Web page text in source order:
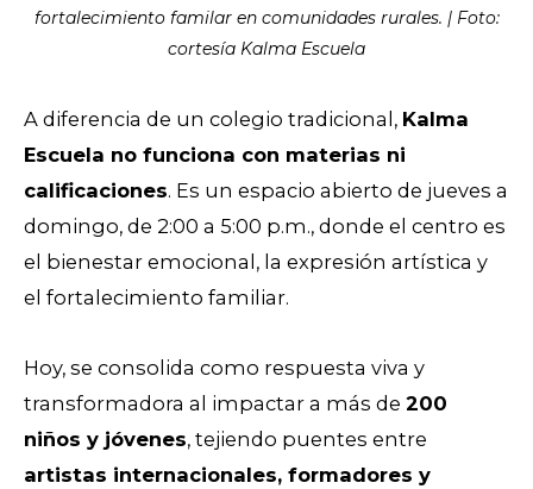
fortalecimiento familar en comunidades rurales. | Foto:
cortesía Kalma Escuela
A diferencia de un colegio tradicional, Kalma
Escuela no funciona con materias ni
calificaciones. Es un espacio abierto de jueves a
domingo, de 2:00 a 5:00 p.m., donde el centro es
el bienestar emocional, la expresión artística y
el fortalecimiento familiar.
Hoy, se consolida como respuesta viva y
transformadora al impactar a más de 200
niños y jóvenes, tejiendo puentes entre
artistas internacionales, formadores y